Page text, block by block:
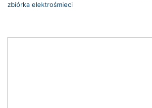
zbiórka elektrośmieci